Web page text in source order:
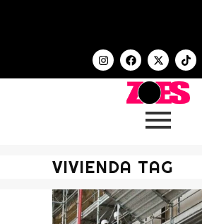
VIVIENDA TAG